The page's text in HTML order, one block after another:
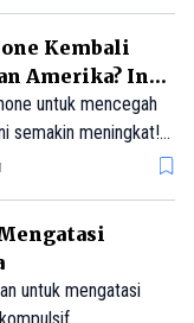
Kembali
Amerika? Ini
untuk mencegah
semakin meningkat!
untuk mengatasi